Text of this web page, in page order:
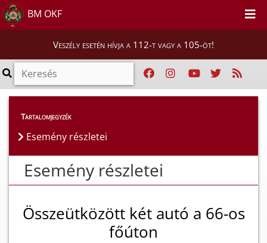
BM OKF
Veszély esetén hívja a 112-t vagy a 105-öt!
Esemény részletei
Tartalomjegyzék
Esemény részletei
Esemény részletei
Összeütközött két autó a 66-os
főúton